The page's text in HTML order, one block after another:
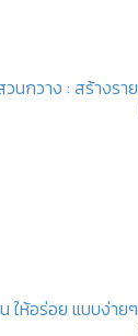
นกวาง : สร้างราย
ให้อร่อย แบบง่ายๆ